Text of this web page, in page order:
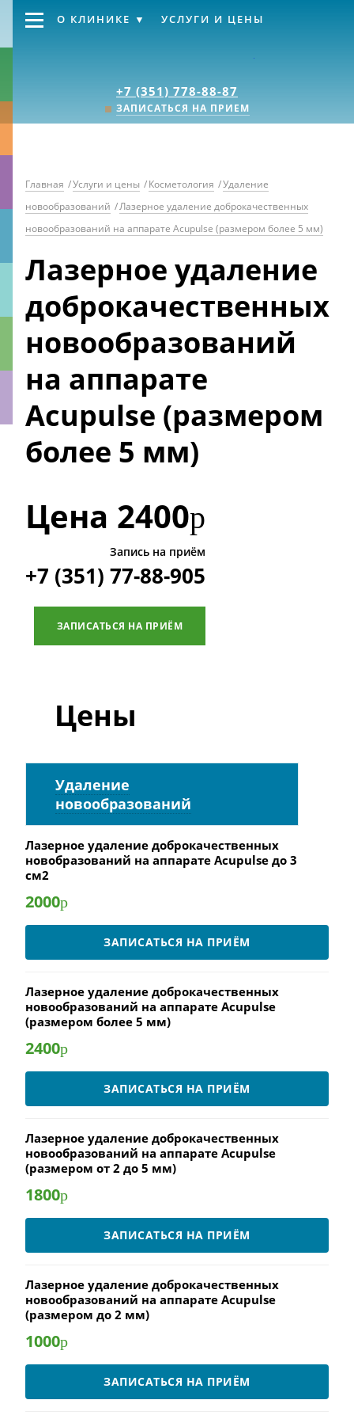
+7 (351) 778-88-87
ЗАПИСАТЬСЯ НА ПРИЕМ
О КЛИНИКЕ УСЛУГИ И ЦЕНЫ
Главная /Услуги и цены /Косметология /Удаление
новообразований /Лазерное удаление доброкачественных
новообразований на аппарате Acupulse (размером более 5 мм)
Лазерное удаление
доброкачественных
новообразований
на аппарате
Acupulse (размером
более 5 мм)
Цена 2400р
Запись на приём
+7 (351) 77-88-905
ЗАПИСАТЬСЯ НА ПРИЁМ
Цены
Удаление
новообразований
Лазерное удаление доброкачественных
новобразований на аппарате Acupulse до 3
см2
2000р
ЗАПИСАТЬСЯ НА ПРИЁМ
Лазерное удаление доброкачественных
новообразований на аппарате Acupulse
(размером более 5 мм)
2400р
ЗАПИСАТЬСЯ НА ПРИЁМ
Лазерное удаление доброкачественных
новообразований на аппарате Acupulse
(размером от 2 до 5 мм)
1800р
ЗАПИСАТЬСЯ НА ПРИЁМ
Лазерное удаление доброкачественных
новообразований на аппарате Acupulse
(размером до 2 мм)
1000р
ЗАПИСАТЬСЯ НА ПРИЁМ